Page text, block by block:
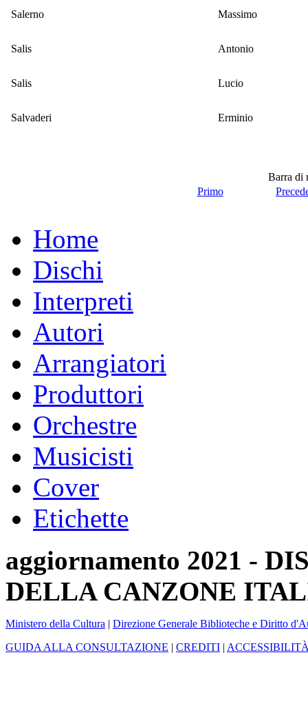
Salerno Massimo
Salis Antonio
Salis Lucio
Salvaderi Erminio
Barra di
Primo
Home
Dischi
Interpreti
Autori
Arrangiatori
Produttori
Orchestre
Musicisti
Cover
Etichette
aggiornamento 2021 -
DELLA CANZONE
Ministero della Cultura | Direzione Generale Biblioteche e Diritto
GUIDA ALLA CONSULTAZIONE | CREDITI |